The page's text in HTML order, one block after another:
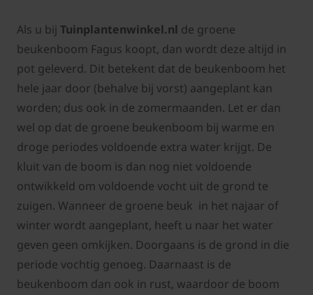
Als u bij Tuinplantenwinkel.nl de groene
beukenboom Fagus koopt, dan wordt deze altijd in
pot geleverd. Dit betekent dat de beukenboom het
hele jaar door (behalve bij vorst) aangeplant kan
worden; dus ook in de zomermaanden. Let er dan
wel op dat de groene beukenboom bij warme en
droge periodes voldoende extra water krijgt. De
kluit van de boom is dan nog niet voldoende
ontwikkeld om voldoende vocht uit de grond te
zuigen. Wanneer de groene beuk in het najaar of
winter wordt aangeplant, heeft u naar het water
geven geen omkijken. Doorgaans is de grond in die
periode vochtig genoeg. Daarnaast is de
beukenboom dan ook in rust, waardoor de boom